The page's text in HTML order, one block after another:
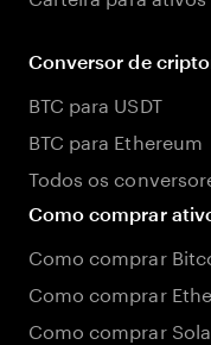
Conversor de
BTC para USDT
BTC para Ethereum
Todos os
Como comprar
Como comprar
Como comprar
Como comprar